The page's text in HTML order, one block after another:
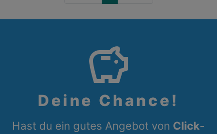
savings
Deine Chance!
Hast du ein gutes Angebot von Click-